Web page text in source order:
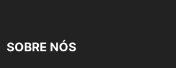
SOBRE NÓS